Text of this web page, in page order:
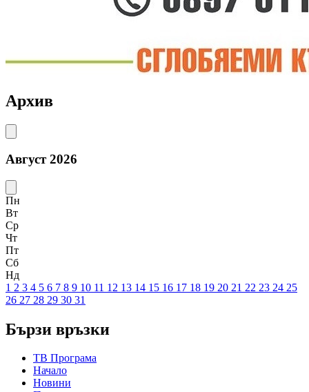
Архив
Август 2026
Пн
Вт
Ср
Чт
Пт
Сб
Нд
1 2 3 4 5 6 7 8 9 10 11 12 13 14 15 16 17 18 19 20 21 22 23 24 25
26 27 28 29 30 31
Бързи връзки
ТВ Програма
Начало
Новини